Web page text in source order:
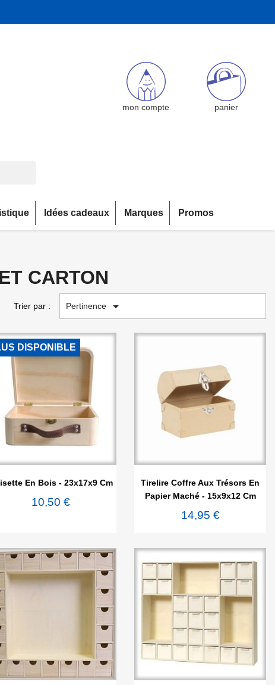
mon compte panier
Idées cadeaux Marques Promos
CARTON
Trier par : Pertinence 
En Bois - 23x17x9 Cm
10,50 €
DISPONIBLE
 Aperçu rapide
Tirelire Coffre Aux Trésors En
Papier Maché - 15x9x12 Cm
14,95 €